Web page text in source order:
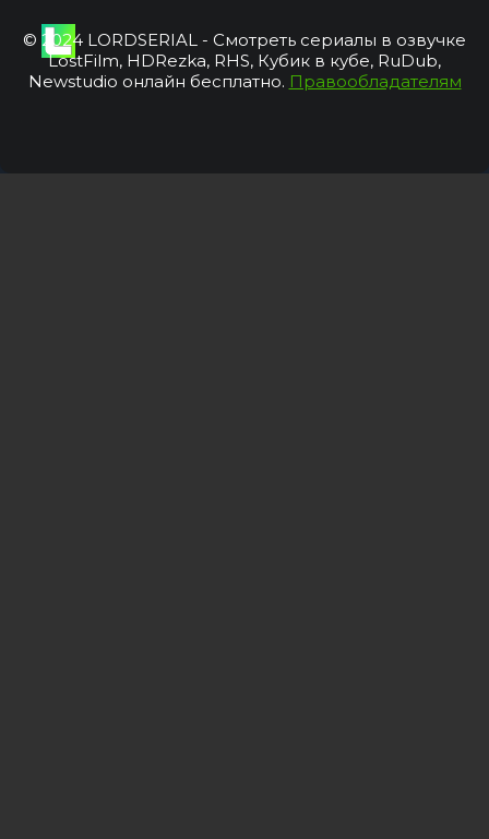
© 2024 LORDSERIAL - Смотреть сериалы в озвучке
LostFilm, HDRezka, RHS, Кубик в кубе, RuDub,
Newstudio онлайн бесплатно. Правообладателям